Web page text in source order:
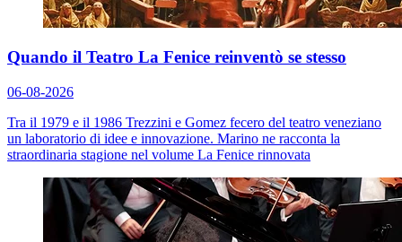
Quando il Teatro La Fenice reinventò se stesso
06-08-2026
Tra il 1979 e il 1986 Trezzini e Gomez fecero del teatro veneziano
un laboratorio di idee e innovazione. Marino ne racconta la
straordinaria stagione nel volume La Fenice rinnovata